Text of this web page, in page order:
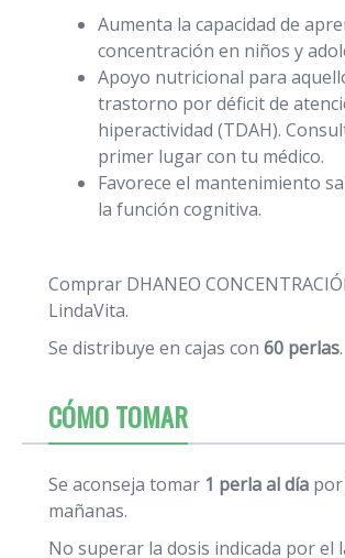
Aumenta la capacidad de
concentración en niños y
Apoyo nutricional para
trastorno por déficit de
hiperactividad (TDAH).
primer lugar con tu médico.
Favorece el mantenimiento
la función cognitiva.
Comprar DHANEO
LindaVita.
Se distribuye en cajas con 60 perlas.
CÓMO TOMAR
Se aconseja tomar 1 perla al día
mañanas.
No superar la dosis indicada por el